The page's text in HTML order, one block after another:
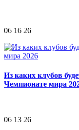
06 16 26
Из каких клубов
Чемпионате мира
06 13 26